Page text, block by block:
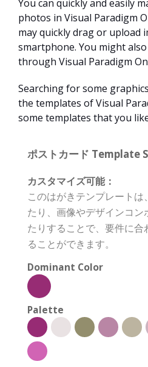
You can quickly and easily
photos in Visual Paradigm
may quickly drag or upload
smartphone. You might
through Visual Paradigm
Searching for some
the templates of Visual
some templates that you
ポストカード Template
カスタマイズ可能：
このはがきテンプレート
たり、画像やデザインコン
たりすることで、要件に
ることができます。
Dominant Color
Palette